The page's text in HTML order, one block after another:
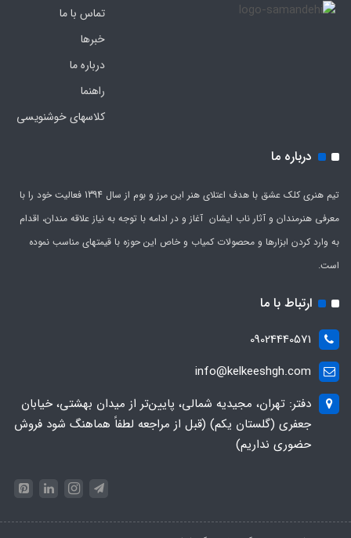
تماس با ما
خبرها
درباره ما
راهنما
کلاسهای خوشنویسی
درباره ما
تیم هنری کلک عشق با هدف اعتلای هنر این مرز و بوم از سال 1394 فعالیت خود را با
معرفی هنرمندان و آثار ناب ایشان آغاز و در ادامه با توجه به نیاز علاقه مندان، اقدام
به وارد کردن ابزارها و محصولات کمیاب و خاص این حوزه با قیمتهای مناسب نموده
است.
ارتباط با ما
09024440571
info@kelkeeshgh.com
دفتر: تهران، مجیدیه شمالی، پایین‌تر از میدان بهشتی، خیابان
جعفری (گلستان یکم) (قبل از مراجعه لطفاً هماهنگ شود فروش
حضوری نداریم)